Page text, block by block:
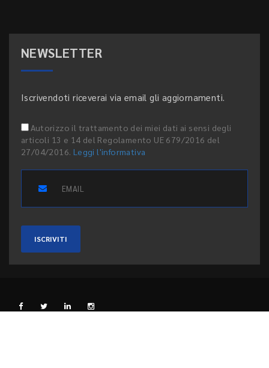
NEWSLETTER
Iscrivendoti riceverai via email gli aggiornamenti.
Autorizzo il trattamento dei miei dati ai sensi degli
articoli 13 e 14 del Regolamento UE 679/2016 del
27/04/2016. Leggi l'informativa
ISCRIVITI